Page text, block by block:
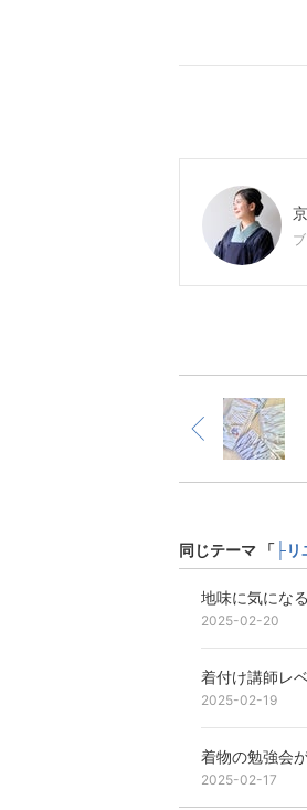
同じテーマ 「 ├
地味に気にな
2025-02-20
着付け講師レ
2025-02-19
着物の勉強会
2025-02-17